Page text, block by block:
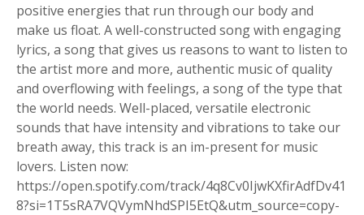
positive energies that run through our body and
make us float. A well-constructed song with engaging
lyrics, a song that gives us reasons to want to listen to
the artist more and more, authentic music of quality
and overflowing with feelings, a song of the type that
the world needs. Well-placed, versatile electronic
sounds that have intensity and vibrations to take our
breath away, this track is an im-present for music
lovers. Listen now:
https://open.spotify.com/track/4q8Cv0IjwKXfirAdfDv41
8?si=1T5sRA7VQVymNhdSPI5EtQ&utm_source=copy-